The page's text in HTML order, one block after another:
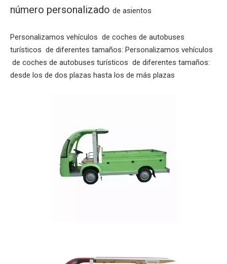
número personalizado de asientos
Personalizamos vehículos de coches de autobuses
turísticos de diferentes tamaños: Personalizamos vehículos
de coches de autobuses turísticos de diferentes tamaños:
desde los de dos plazas hasta los de más plazas